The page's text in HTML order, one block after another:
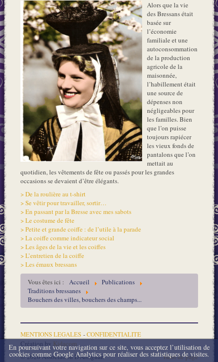
Alors que la vie
des Bressans était
basée sur
l’économie
familiale et une
autoconsommation
de la production
agricole de la
maisonnée,
l’habillement était
une source de
dépenses non
négligeables pour
les familles. Bien
que l’on puisse
toujours rapiécer
les vieux fonds de
pantalons que l’on
mettait au
quotidien, les vêtements de fête ou passés pour les grandes
occasions se devaient d’être élégants.
> De la roulière au t-shirt
> Se vêtir pour travailler, sortir…
> En passant par la Bresse avec mes sabots
> Le costume de fête
> Petite et grande coiffe : de l’utile à la parade
> La coiffe comme indicateur social
> Les âges de la vie et les coiffes
> L’entretien de la coiffe
> Les émaux bressans
Vous êtes ici :
Accueil
Publications
Traditions bressanes
Bouchers des villes, bouchers des champs...
MENTIONS LEGALES -CONFIDENTIALITE
Création by Kidacom
Haut de page
© 2026 Association D'Artagnan
En poursuivant votre navigation sur ce site, vous acceptez l’utilisation de
cookies comme Google Analytics pour réaliser des statistiques de visites.